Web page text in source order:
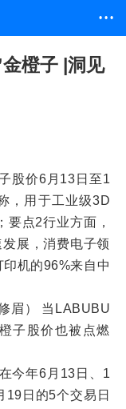
• • •
橙子 |洞见
股价6月13日至1
，用于工业级3D
要点2行业方面，
展，消费电子领
机的96%来自中
眉） 当LABUBU
子股价也被点燃
今年6月13日、1
日的5个交易日